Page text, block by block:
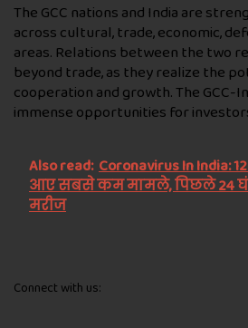
The GCC nations and India are
across cultural, trade, economic,
areas. Relations between the two
beyond trade, as they realize the
cooperation and growth. The
immense opportunities for
Also read: Coronavirus In India:
आए सबसे कम मामले, पिछले 24
मरीज
Connect with us: